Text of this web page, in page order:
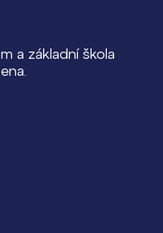
a základní škola